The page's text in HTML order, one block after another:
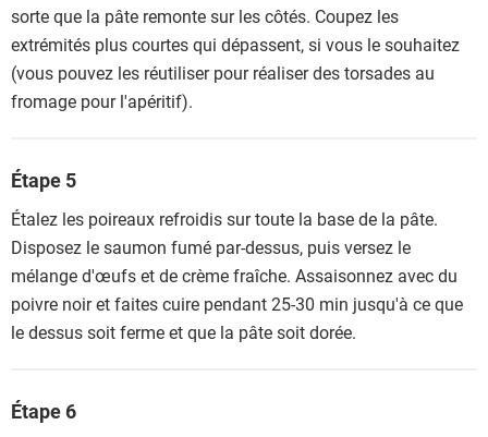
sorte que la pâte remonte sur les côtés. Coupez les
extrémités plus courtes qui dépassent, si vous le souhaitez
(vous pouvez les réutiliser pour réaliser des torsades au
fromage pour l'apéritif).
Étape 5
Étalez les poireaux refroidis sur toute la base de la pâte.
Disposez le saumon fumé par-dessus, puis versez le
mélange d'œufs et de crème fraîche. Assaisonnez avec du
poivre noir et faites cuire pendant 25-30 min jusqu'à ce que
le dessus soit ferme et que la pâte soit dorée.
Étape 6